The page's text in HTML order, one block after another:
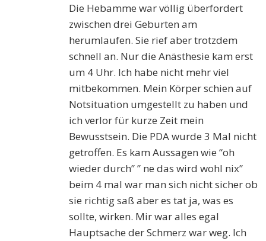
Die Hebamme war völlig überfordert
zwischen drei Geburten am
herumlaufen. Sie rief aber trotzdem
schnell an. Nur die Anästhesie kam erst
um 4 Uhr. Ich habe nicht mehr viel
mitbekommen. Mein Körper schien auf
Notsituation umgestellt zu haben und
ich verlor für kurze Zeit mein
Bewusstsein. Die PDA wurde 3 Mal nicht
getroffen. Es kam Aussagen wie “oh
wieder durch” ” ne das wird wohl nix”
beim 4 mal war man sich nicht sicher ob
sie richtig saß aber es tat ja, was es
sollte, wirken. Mir war alles egal
Hauptsache der Schmerz war weg. Ich